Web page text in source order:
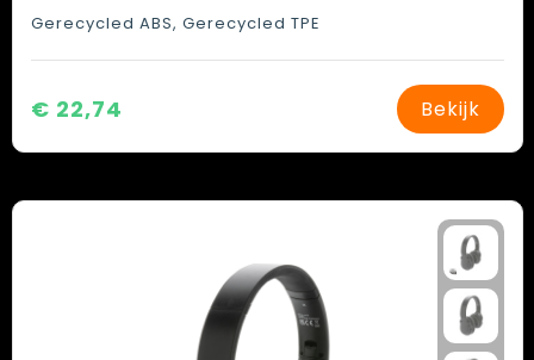
Gerecycled ABS, Gerecycled TPE
€ 22,74 Bekijk